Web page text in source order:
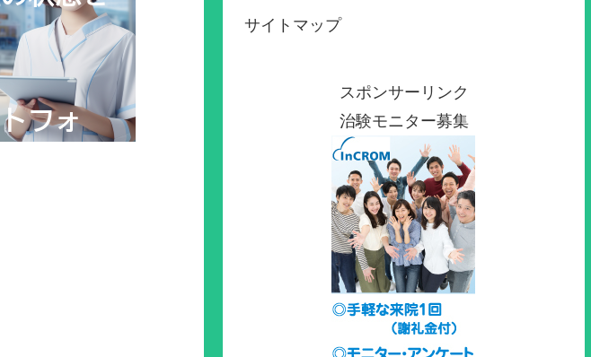
サイトマップ
スポンサーリンク
治験モニター募集